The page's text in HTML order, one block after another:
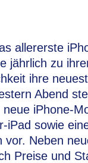
allererste
jährlich zu
ihre
Abend
iPhone-
iPad sowie
vor. Neben
Preise und